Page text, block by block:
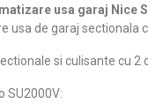
usa garaj Nice
usa de garaj sectionala
si culisante cu 2
SU2000V: